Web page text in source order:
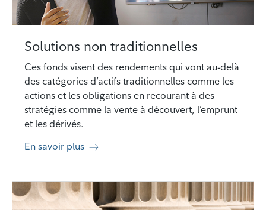
Solutions non traditionnelles
Ces fonds visent des rendements qui vont au-delà
des catégories d’actifs traditionnelles comme les
actions et les obligations en recourant à des
stratégies comme la vente à découvert, l’emprunt
et les dérivés.
En savoir plus